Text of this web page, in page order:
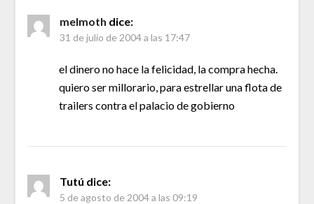
melmoth dice:
31 de julio de 2004 a las 17:47
el dinero no hace la felicidad, la compra hecha.
quiero ser millorario, para estrellar una flota de
trailers contra el palacio de gobierno
Tutú dice:
5 de agosto de 2004 a las 09:19